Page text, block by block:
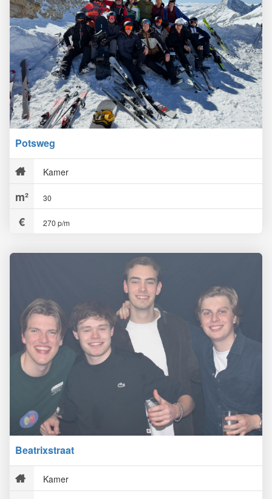
Potsweg
Kamer
30
270 p/m
Beatrixstraat
Kamer